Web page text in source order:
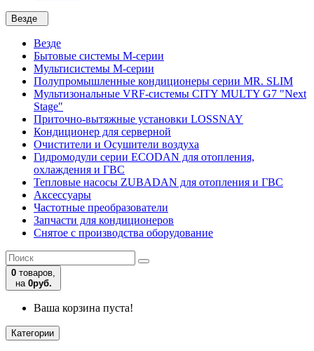
Везде
Везде
Бытовые системы M-серии
Мультисистемы M-серии
Полупромышленные кондиционеры серии MR. SLIM
Мультизональные VRF-системы CITY MULTY G7 "Next
Stage"
Приточно-вытяжные установки LOSSNAY
Кондиционер для серверной
Очистители и Осушители воздуха
Гидромодули серии ECODAN для отопления,
охлаждения и ГВС
Тепловые насосы ZUBADAN для отопления и ГВС
Аксесcуары
Частотные преобразователи
Запчасти для кондиционеров
Снятое с производства оборудование
0 товаров,
на 0руб.
Ваша корзина пуста!
Категории